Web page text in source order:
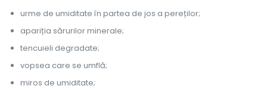
urme de umiditate în partea de jos a pereților;
apariția sărurilor minerale;
tencuieli degradate;
vopsea care se umflă;
miros de umiditate;